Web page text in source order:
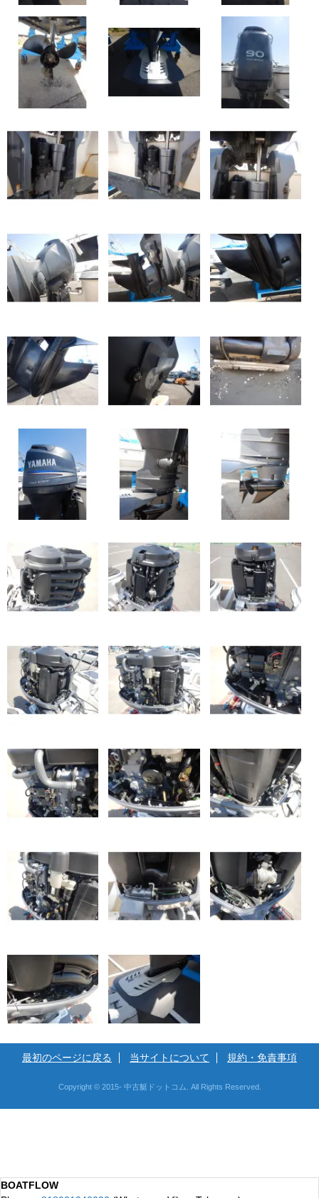
BOATFLOW
最初のページに戻る 当サイトについて 規約・免責事項
Copyright © 2015- 中古艇ドットコム. All Rights Reserved.